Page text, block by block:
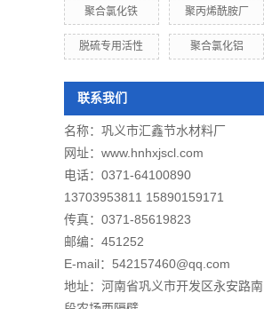
聚合氯化铁 聚丙烯酰胺厂
脱硫专用活性 聚合氯化铝
联系我们
名称： 巩义市汇鑫节水材料厂
网址： www.hnhxjscl.com
电话：0371-64100890
13703953811 15890159171
传真：0371-85619823
邮编：451252
E-mail：542157460@qq.com
地址：河南省巩义市开发区永安路南